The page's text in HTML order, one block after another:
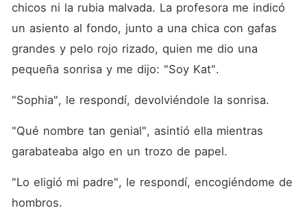
chicos ni la rubia malvada. La profesora me indicó
un asiento al fondo, junto a una chica con gafas
grandes y pelo rojo rizado, quien me dio una
pequeña sonrisa y me dijo: "Soy Kat".
"Sophia", le respondí, devolviéndole la sonrisa.
"Qué nombre tan genial", asintió ella mientras
garabateaba algo en un trozo de papel.
"Lo eligió mi padre", le respondí, encogiéndome de
hombros.